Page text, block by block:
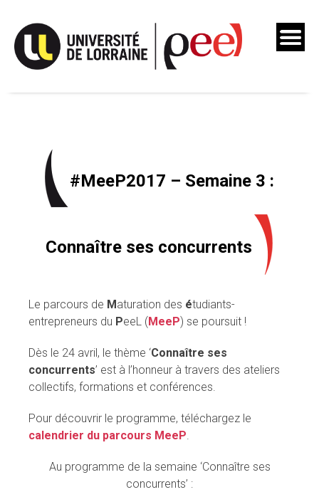
content
#MeeP2017 – Semaine 3 :
Connaître ses concurrents
Le parcours de Maturation des étudiants-
entrepreneurs du PeeL (MeeP) se poursuit !
Dès le 24 avril, le thème ‘Connaître ses
concurrents’ est à l’honneur à travers des ateliers
collectifs, formations et conférences.
Pour découvrir le programme, téléchargez le
calendrier du parcours MeeP
Au programme de la semaine ‘Connaître ses
concurrents’ :